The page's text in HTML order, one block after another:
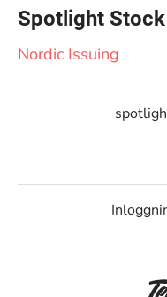
Spotlight
Nordic Issuing